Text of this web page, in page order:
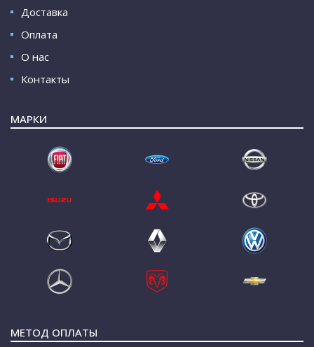
Доставка
Оплата
О нас
Контакты
МАРКИ
МЕТОД ОПЛАТЫ